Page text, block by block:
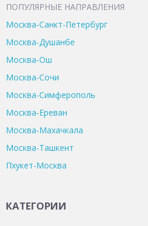
ПОПУЛЯРНЫЕ НАПРАВЛЕНИЯ
Москва-Санкт-Петербург
Москва-Душанбе
Москва-Ош
Москва-Сочи
Москва-Симферополь
Москва-Ереван
Москва-Махачкала
Москва-Ташкент
Пхукет-Москва
КАТЕГОРИИ